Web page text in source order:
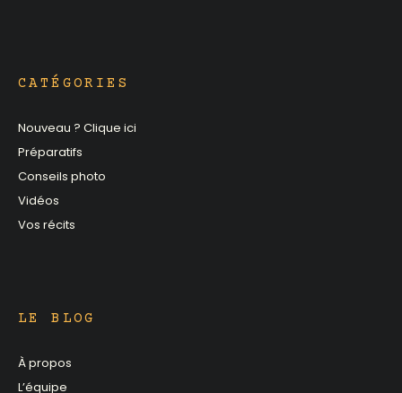
CATÉGORIES
Nouveau ? Clique ici
Préparatifs
Conseils photo
Vidéos
Vos récits
LE BLOG
À propos
L’équipe